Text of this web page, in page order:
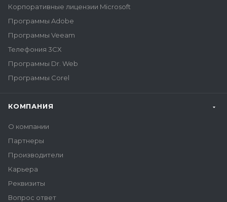
Корпоративные лицензии Microsoft
Программы Adobe
Программы Veeam
Телефония 3CX
Программы Dr. Web
Программы Corel
КОМПАНИЯ
О компании
Партнеры
Производители
Карьера
Реквизиты
Вопрос ответ